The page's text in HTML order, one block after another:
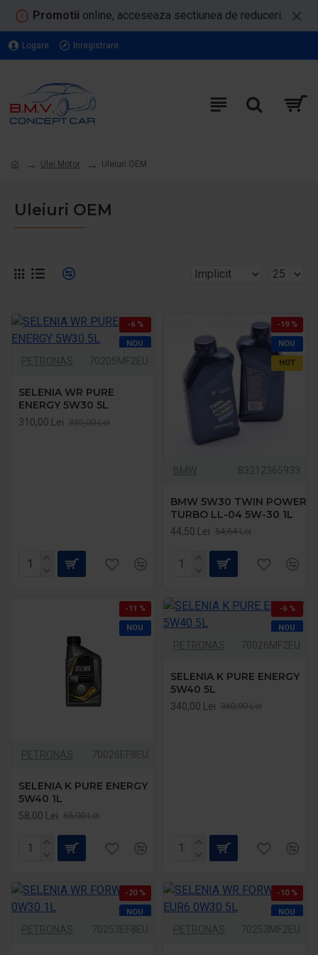
Promotii online, acceseaza sectiunea de reduceri.
Logare Inregistrare
Ulei Motor Uleiuri OEM
Uleiuri OEM
NOU
-6 %
PETRONAS 70205MF2EU
SELENIA WR PURE
ENERGY 5W30 5L
310,00 Lei 330,00 Lei
NOU
HOT
-19 %
BMW 83212365933
BMW 5W30 TWIN POWER
TURBO LL-04 5W-30 1L
44,50 Lei 54,64 Lei
NOU
-11 %
PETRONAS 70026EF8EU
SELENIA K PURE ENERGY
5W40 1L
58,00 Lei 65,00 Lei
NOU
-6 %
PETRONAS 70026MF2EU
SELENIA K PURE ENERGY
5W40 5L
340,00 Lei 360,00 Lei
NOU
-20 %
PETRONAS 70253EF8EU
NOU
-10 %
PETRONAS 70253MF2EU